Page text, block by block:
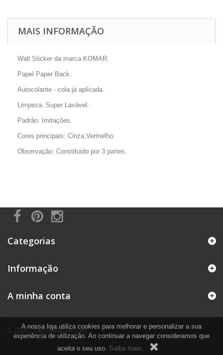
MAIS INFORMAÇÃO
Wall Sticker da marca KOMAR.
Papel Paper Back.
Autocolante - cola já aplicada.
Limpeza: Super Lavável.
Padrão: Imitações.
Cores principais: Cinza,Vermelho.
Observação: Constituido por 3 partes.
Categorias
Informação
© 2026 - DecoraNaNet.com
A minha conta
A nossa loja utiliza cookies para melhorar e personalizar a sua
experiência de utilização. Ao continuar a navegar consideramos que
aceita o seu uso. Saiba mais.